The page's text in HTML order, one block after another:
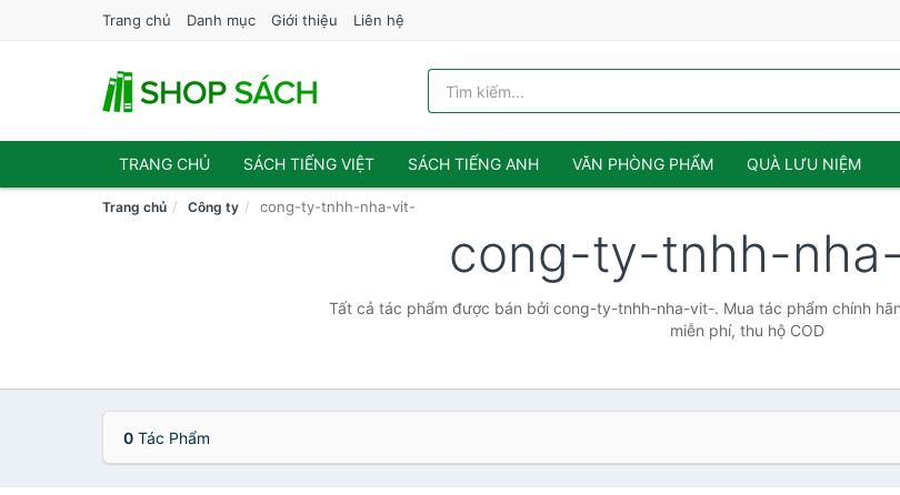
Trang chủ Danh mục Giới thiệu Liên hệ
TRANG CHỦ SÁCH TIẾNG VIỆT SÁCH TIẾNG ANH VĂN PHÒNG PHẨM QUÀ LƯU NIỆM
Trang chủ Công ty cong-ty-tnhh-nha-vit-
cong-ty-tnhh-
Tất cả tác phẩm được bán bởi cong-ty-tnhh-nha-vit-. Mua tác phẩm chính
miễn phí, thu hộ COD
0 Tác Phẩm